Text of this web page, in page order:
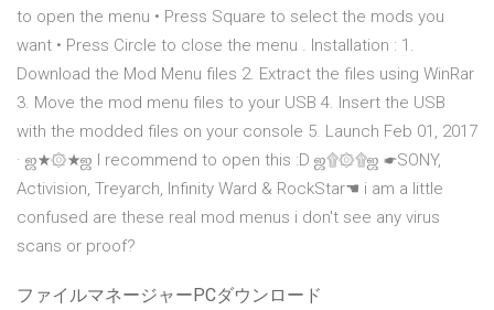
to open the menu • Press Square to select the mods you
want • Press Circle to close the menu . Installation : 1.
Download the Mod Menu files 2. Extract the files using WinRar
3. Move the mod menu files to your USB 4. Insert the USB
with the modded files on your console 5. Launch Feb 01, 2017
· ஜ★۞★ஜ I recommend to open this :D ஜ۩۞۩ஜ ☛SONY,
Activision, Treyarch, Infinity Ward & RockStar☚ i am a little
confused are these real mod menus i don't see any virus
scans or proof?
ファイルマネージャーPCダウンロード